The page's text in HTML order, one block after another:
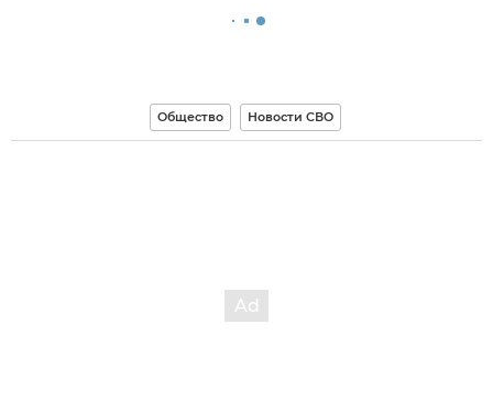
Общество Новости СВО